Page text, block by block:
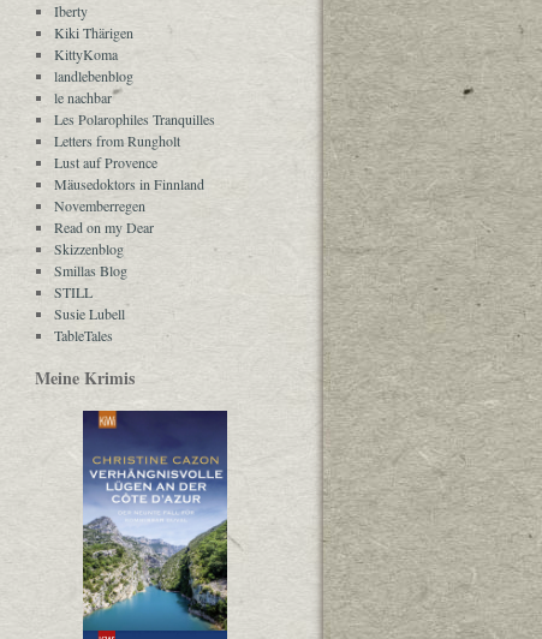
Iberty
Kiki Thärigen
KittyKoma
landlebenblog
le nachbar
Les Polarophiles Tranquilles
Letters from Rungholt
Lust auf Provence
Mäusedoktors in Finnland
Novemberregen
Read on my Dear
Skizzenblog
Smillas Blog
STILL
Susie Lubell
TableTales
Meine Krimis